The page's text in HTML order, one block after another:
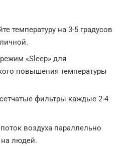
температуру на 3-5 градусов
«Sleep» для
повышения температуры
фильтры каждые 2-4
воздуха параллельно
на людей.